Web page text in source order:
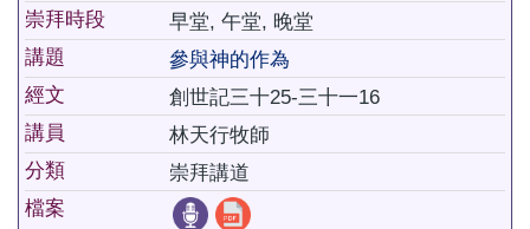
崇拜時段
早堂, 午堂, 晚堂
講題
參與神的作為
經文
創世記三十25-三十一16
講員
林天行牧師
分類
崇拜講道
檔案